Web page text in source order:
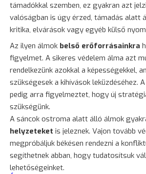
támadókkal szemben, ez gyakran azt
valóságban is úgy érzed, támadás alatt
kritika, elvárások vagy egyéb külső
Az ilyen álmok belső erőforrásainkra
figyelmet. A sikeres védelem álma azt
rendelkezünk azokkal a képességekkel,
szükségesek a kihívások leküzdéséhez.
pedig arra figyelmeztet, hogy új
szükségünk.
A sáncok ostroma alatt álló álmok
helyzeteket is jeleznek. Vajon tovább
megpróbáljuk békésen rendezni a
segíthetnek abban, hogy tudatosítsuk
lehetőségeinket.